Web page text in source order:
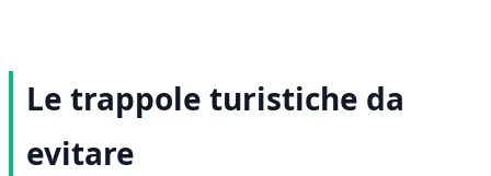
Le trappole turistiche da
evitare